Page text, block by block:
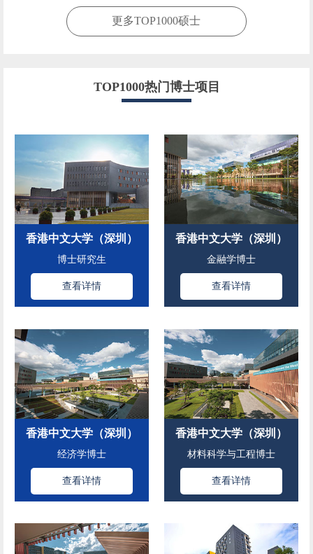
更多TOP1000硕士
TOP1000热门博士项目
香港中文大学（深圳）
博士研究生
查看详情
香港中文大学（深圳）
金融学博士
查看详情
香港中文大学（深圳）
经济学博士
查看详情
香港中文大学（深圳）
材料科学与工程博士
查看详情